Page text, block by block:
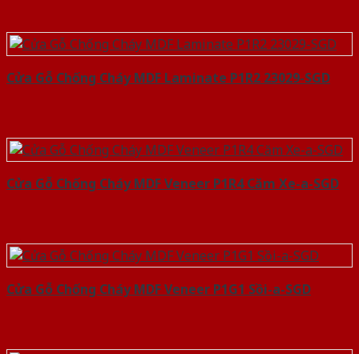
Cửa Gỗ Chống Cháy MDF Laminate P1R2 23029-SGD
Cửa Gỗ Chống Cháy MDF Veneer P1R4 Căm Xe-a-SGD
Cửa Gỗ Chống Cháy MDF Veneer P1G1 Sồi-a-SGD